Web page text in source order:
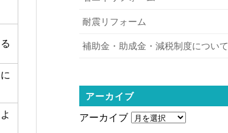
耐震リフォーム
補助金・助成金・減税制度について
アーカイブ
アーカイブ